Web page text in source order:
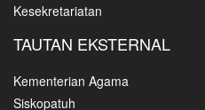
Kesekretariatan
TAUTAN EKSTERNAL
Kementerian Agama
Siskopatuh